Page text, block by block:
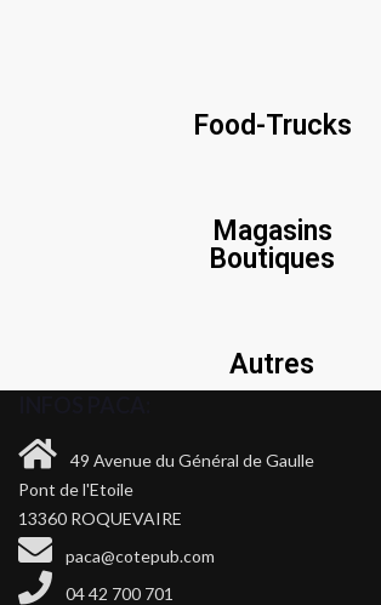
Food-Trucks
Magasins
Boutiques
Autres
49 Avenue du Général de Gaulle
Pont de l'Etoile
13360 ROQUEVAIRE
paca@cotepub.com
04 42 700 701